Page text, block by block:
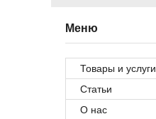
Товары и услуги
Статьи
О нас